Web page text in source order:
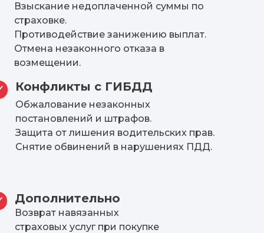
Взыскание недоплаченной суммы по
страховке.
Противодействие занижению выплат.
Отмена незаконного отказа в
возмещении.
Конфликты с ГИБДД
Обжалование незаконных
постановлений и штрафов.
Защита от лишения водительских прав.
Снятие обвинений в нарушениях ПДД.
Дополнительно
Возврат навязанных
страховых услуг при покупке